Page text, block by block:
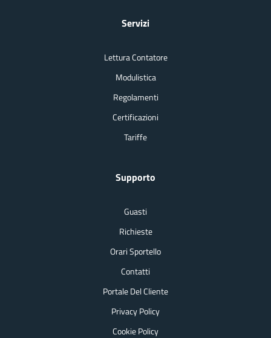
Servizi
Lettura Contatore
Modulistica
Regolamenti
Certificazioni
Tariffe
Supporto
Guasti
Richieste
Orari Sportello
Contatti
Portale Del Cliente
Privacy Policy
Cookie Policy